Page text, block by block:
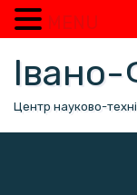
вмісту
Центр науково-
MENU